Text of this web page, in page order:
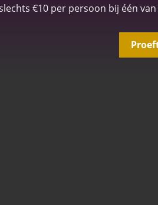
€10 per persoon bij één